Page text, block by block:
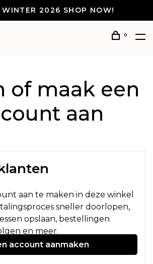
WINTER 2026 SHOP NOW!
0
of maak een
aan
aan te maken in deze winkel
sneller doorlopen,
opslaan, bestellingen
en meer.
account aanmaken